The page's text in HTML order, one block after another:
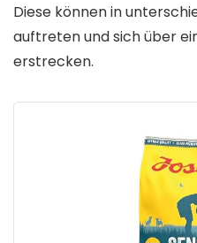
Diese können in
auftreten und sich über
erstrecken.